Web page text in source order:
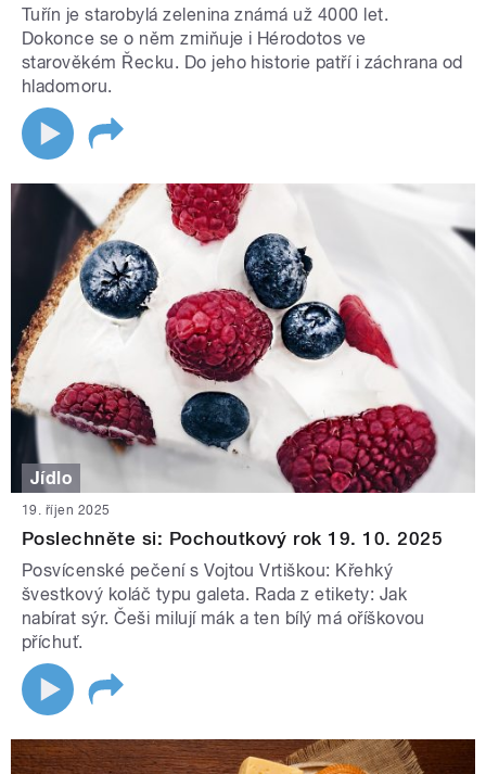
Tuřín je starobylá zelenina známá už 4000 let.
Dokonce se o něm zmiňuje i Hérodotos ve
starověkém Řecku. Do jeho historie patří i záchrana od
hladomoru.
Jídlo
19. říjen 2025
Poslechněte si: Pochoutkový rok 19. 10. 2025
Posvícenské pečení s Vojtou Vrtiškou: Křehký
švestkový koláč typu galeta. Rada z etikety: Jak
nabírat sýr. Češi milují mák a ten bílý má oříškovou
příchuť.